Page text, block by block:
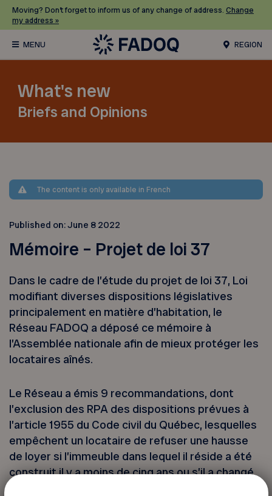
Moving? Don’t forget to inform us of any change of address. Change
my address »
REGION
What's new
Briefs and Opinions
The content is only available in French
Published on:June 8 2022
Mémoire – Projet de loi 37
Dans le cadre de l’étude du projet de loi 37, Loi
modifiant diverses dispositions législatives
principalement en matière d’habitation, le
Réseau FADOQ a déposé ce mémoire à
l’Assemblée nationale afin de mieux protéger les
locataires aînés.
Le Réseau a émis 9 recommandations, dont
l’exclusion des RPA des dispositions prévues à
l’article 1955 du Code civil du Québec, lesquelles
empêchent un locataire de refuser une hausse
de loyer si l’immeuble dans lequel il réside a été
construit il y a moins de cinq ans ou s’il a changé